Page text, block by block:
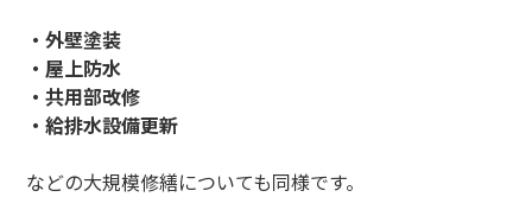
・外壁塗装
・屋上防水
・共用部改修
・給排水設備更新
などの大規模修繕についても同様です。